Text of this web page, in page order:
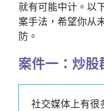
就有可能中计。以
案手法，希望你从
防。
案件一：炒
社交媒体上有很